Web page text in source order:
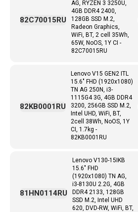
AG, RYZEN 3 3250U,
4GB DDR4 2400,
128GB SSD M.2,
Radeon Graphics,
WiFi, BT, 2 cell 35Wh,
65W, NoOS, 1Y CI -
82C70015RU
82C70015RU
Lenovo V15 GEN2 ITL
15.6" FHD (1920x1080)
TN AG 250N, i3-
1115G4 3G, 4GB DDR4
3200, 256GB SSD M.2,
Intel UHD, WiFi, BT,
2cell 38Wh, NoOS, 1Y
CI, 1.7kg -
82KB0001RU
82KB0001RU
Lenovo V130-15IKB
15.6" FHD
(1920x1080) TN AG,
i3-8130U 2.2G, 4GB
DDR4 2133, 128GB
SSD M.2, Intel UHD
620, DVD-RW, WiFi, BT,
81HN0114RU